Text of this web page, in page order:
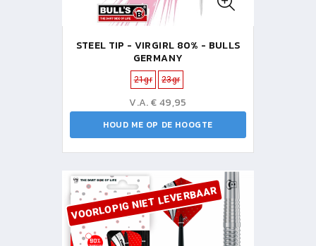
STEEL TIP - VIRGIRL 80% - BULLS
GERMANY
21gr 23gr
V.A. € 49,95
HOUD ME OP DE HOOGTE
VOORLOPIG NIET LEVERBAAR